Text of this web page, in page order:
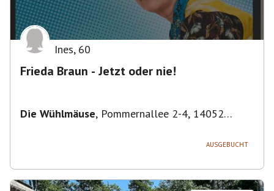
Ines, 60
Frieda Braun - Jetzt oder nie!
Die Wühlmäuse, Pommernallee 2-4, 14052
AUSGEBUCHT